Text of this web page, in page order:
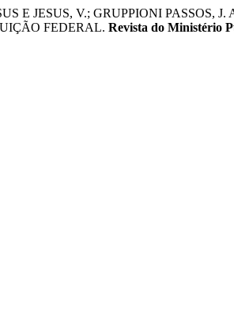
E JESUS, V.; GRUPPIONI
FEDERAL. Revista do Ministério